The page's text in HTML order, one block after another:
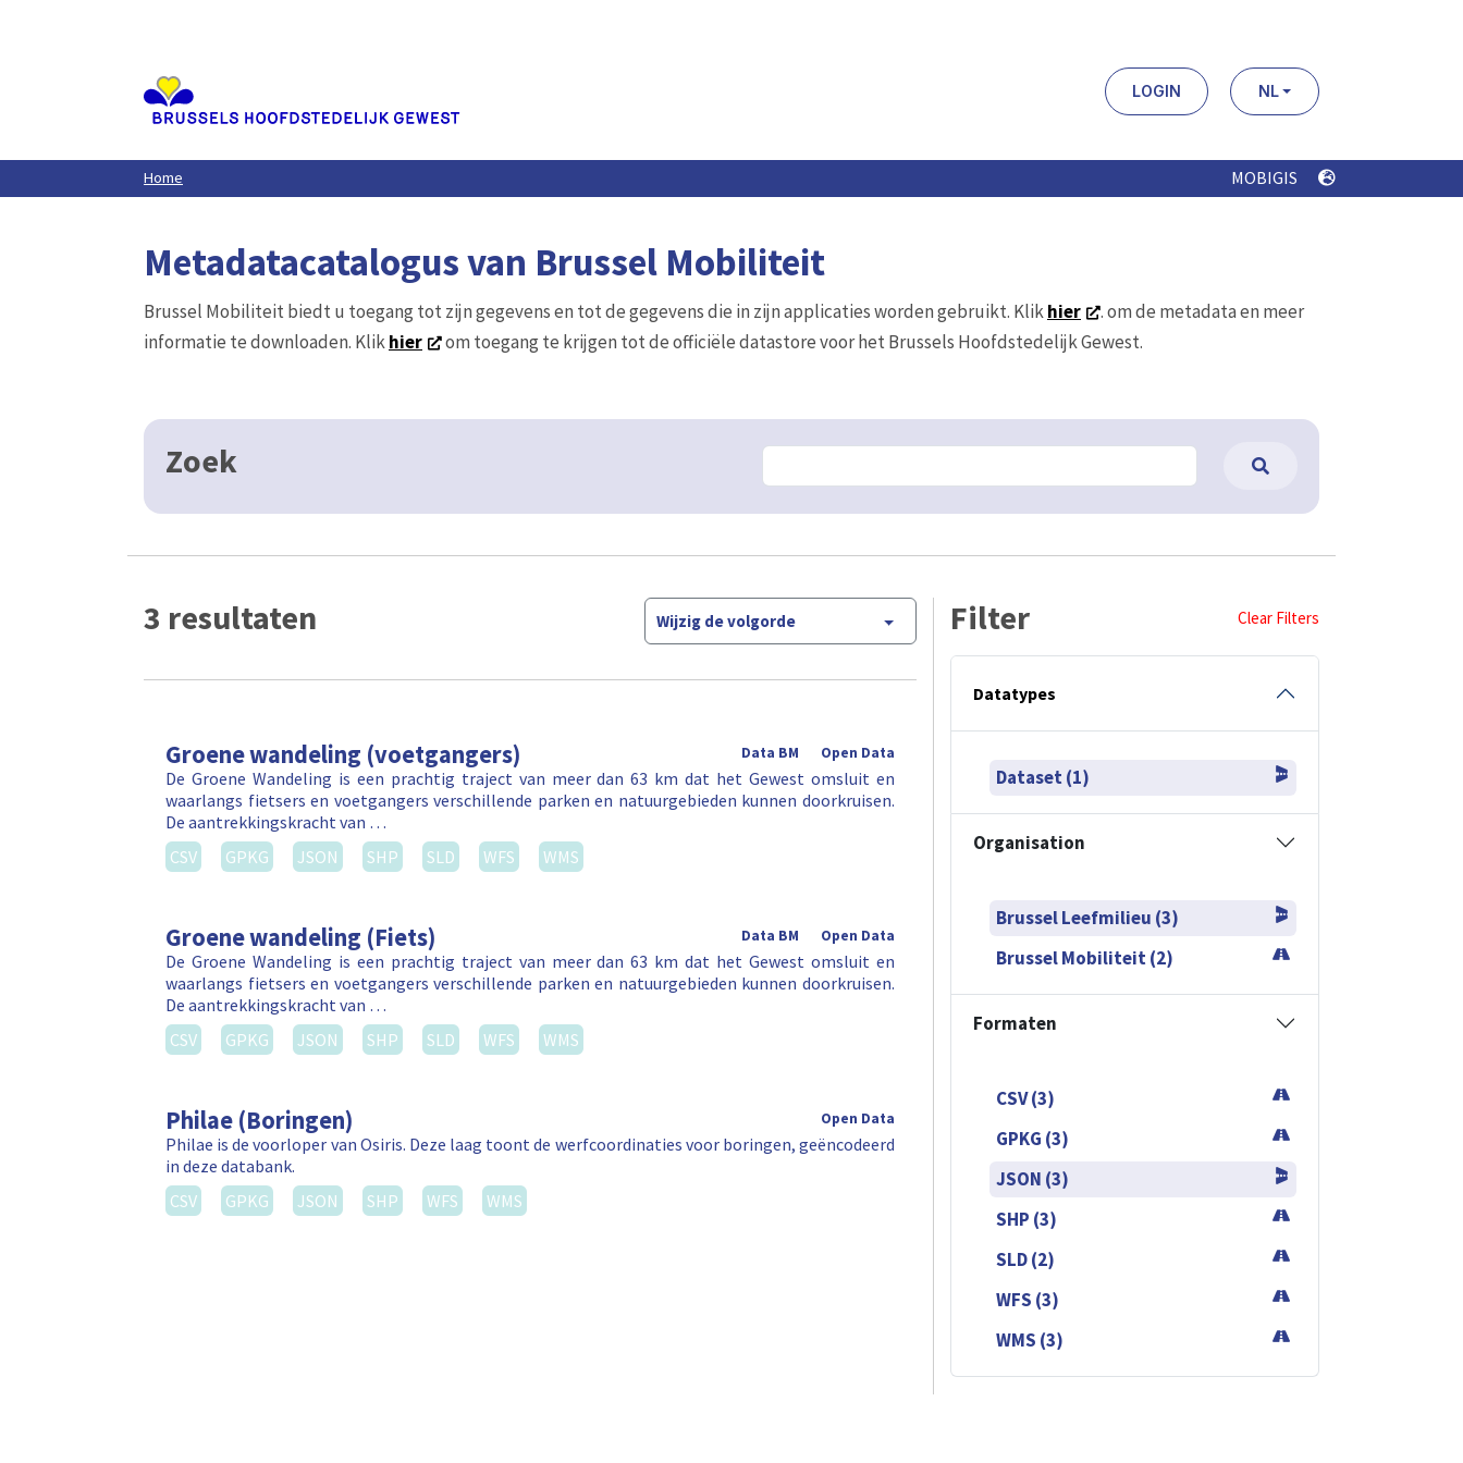
LOGIN NL
Home MOBIGIS
Metadatacatalogus van Brussel Mobiliteit
Brussel Mobiliteit biedt u toegang tot zijn gegevens en tot de gegevens die in zijn applicaties worden gebruikt. Klikhier
. om de metadata en meer
informatie te downloaden. Klikhier om toegang te krijgen tot de officiële datastore voor het Brussels Hoofdstedelijk Gewest.
Zoek
3 resultaten Wijzig de volgorde
Groene wandeling (voetgangers) Open Data
Data BM
De Groene Wandeling is een prachtig traject van meer dan 63 km dat het Gewest omsluit en
waarlangs fietsers en voetgangers verschillende parken en natuurgebieden kunnen doorkruisen.
De aantrekkingskracht van …
CSV
GPKG JSON SHP SLD WFS WMS
Groene wandeling (Fiets) Open Data
Data BM
De Groene Wandeling is een prachtig traject van meer dan 63 km dat het Gewest omsluit en
waarlangs fietsers en voetgangers verschillende parken en natuurgebieden kunnen doorkruisen.
De aantrekkingskracht van …
CSV
GPKG JSON SHP SLD WFS WMS
Philae (Boringen) Open Data
Philae is de voorloper van Osiris. Deze laag toont de werfcoordinaties voor boringen, geëncodeerd
in deze databank.
CSV
GPKG JSON SHP WFS WMS
Filter Clear Filters
Datatypes
Dataset (1)
Organisation
Brussel Leefmilieu (3)
Brussel Mobiliteit (2)
Formaten
CSV (3)
GPKG (3)
JSON (3)
SHP (3)
SLD (2)
WFS (3)
WMS (3)